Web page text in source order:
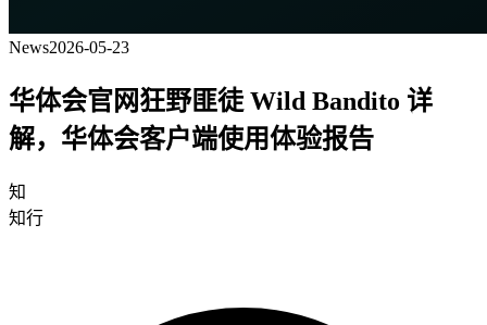
News2026-05-23
华体会官网狂野匪徒 Wild Bandito 详
解，华体会客户端使用体验报告
知
知行